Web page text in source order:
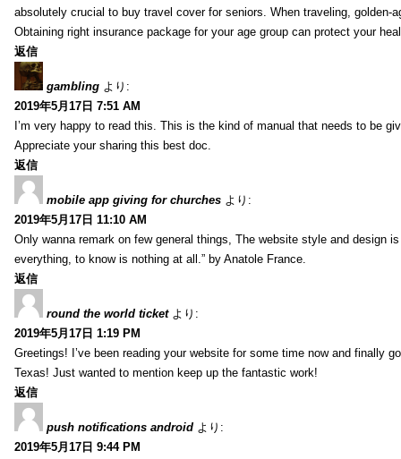
absolutely crucial to buy travel cover for seniors. When traveling, golden-
Obtaining right insurance package for your age group can protect your
返信
gambling より:
2019年5月17日 7:51 AM
I’m very happy to read this. This is the kind of manual that needs to be
Appreciate your sharing this best doc.
返信
mobile app giving for churches より:
2019年5月17日 11:10 AM
Only wanna remark on few general things, The website style and design
everything, to know is nothing at all.” by Anatole France.
返信
round the world ticket より:
2019年5月17日 1:19 PM
Greetings! I’ve been reading your website for some time now and finally
Texas! Just wanted to mention keep up the fantastic work!
返信
push notifications android より:
2019年5月17日 9:44 PM